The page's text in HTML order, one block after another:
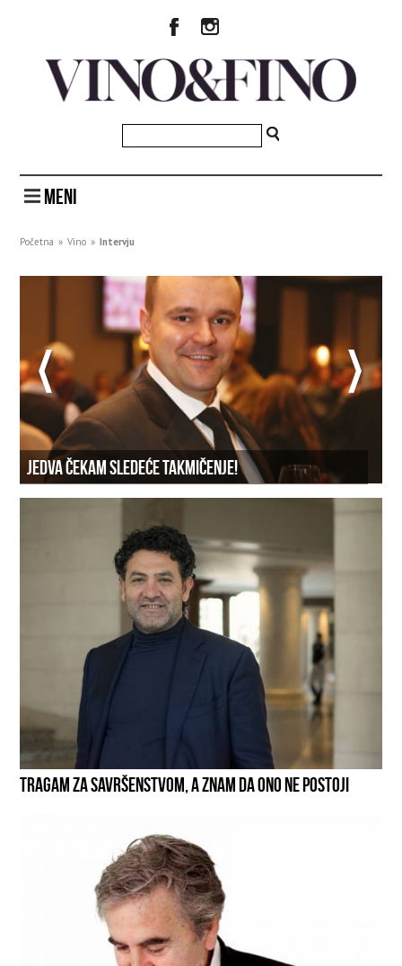
MENI
Početna » Vino » Intervju
JEDVA ČEKAM SLEDEĆE TAKMIČENJE!
TRAGAM ZA SAVRŠENSTVOM, A ZNAM DA ONO NE POSTOJI